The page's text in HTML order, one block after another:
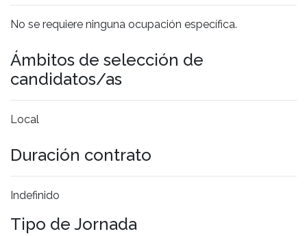
No se requiere ninguna ocupación específica.
Ámbitos de selección de
candidatos/as
Local
Duración contrato
Indefinido
Tipo de Jornada